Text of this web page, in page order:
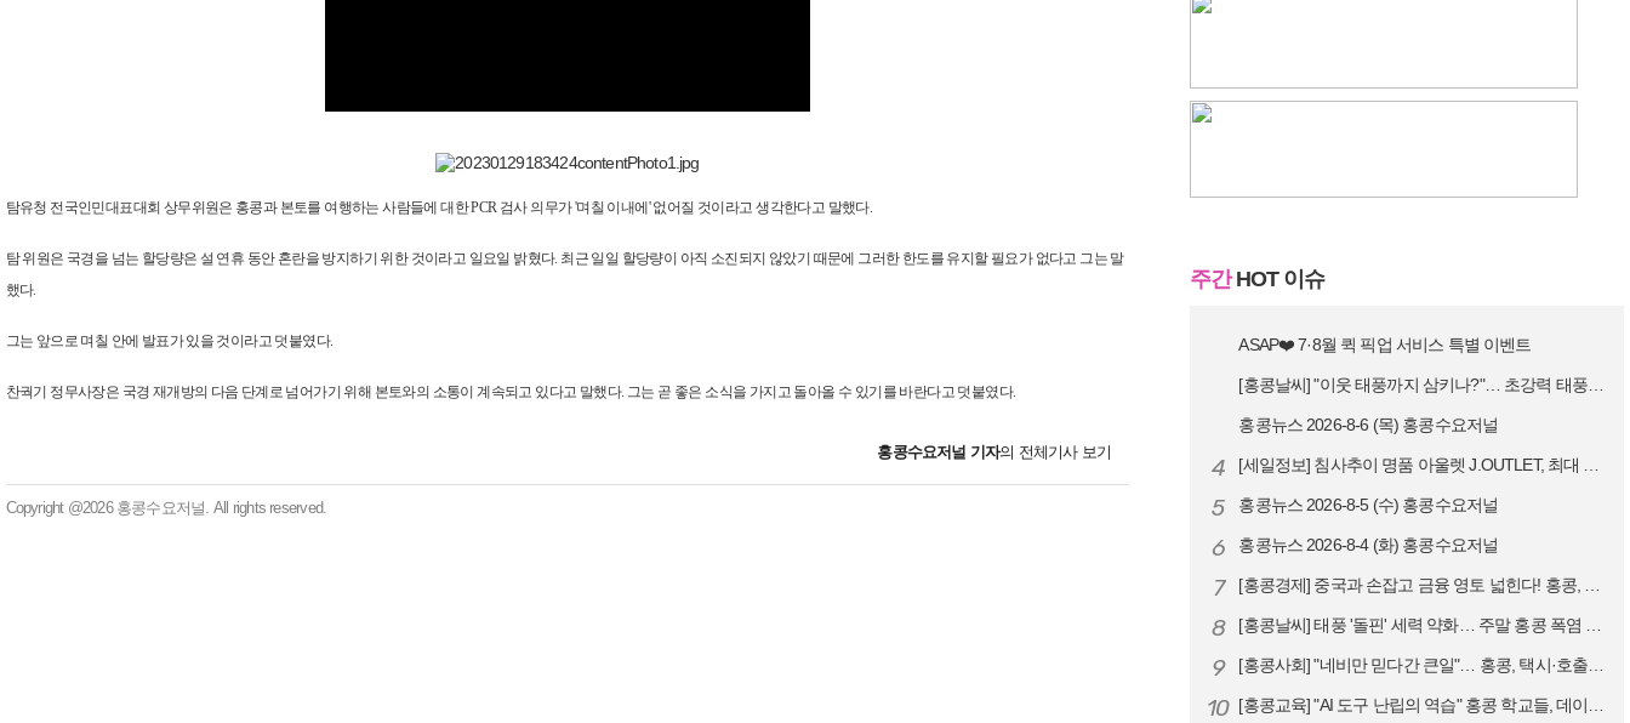
탐유청 전국인민대표대회 상무위원은 홍콩과 본토를 여행하는 사람들에 대한 PCR 검사 의무가 '며칠 이내에' 없어질 것이라고 생각한다고 말했다.
탐 위원은 국경을 넘는 할당량은 설 연휴 동안 혼란을 방지하기 위한 것이라고 일요일 밝혔다. 최근 일일 할당량이 아직 소진되지 않았기 때문에 그러한 한도를 유지할 필요가 없다고 그는 말
했다.
그는 앞으로 며칠 안에 발표가 있을 것이라고 덧붙였다.
찬궉기 정무사장은 국경 재개방의 다음 단계로 넘어가기 위해 본토와의 소통이 계속되고 있다고 말했다. 그는 곧 좋은 소식을 가지고 돌아올 수 있기를 바란다고 덧붙였다.
홍콩수요저널 기자의 전체기사 보기
Copyright @2026 홍콩수요저널. All rights reserved.
주간HOT 이슈
ASAP❤️ 7·8월 퀵 픽업 서비스 특별 이벤트
[홍콩날씨] "이웃 태풍까지 삼키나?"… 초강력 태풍 '돌핀' 세력 재확…
홍콩뉴스 2026-8-6 (목) 홍콩수요저널
4 [세일정보] 침사추이 명품 아울렛 J.OUTLET, 최대 90% 빅 세일…
5 홍콩뉴스 2026-8-5 (수) 홍콩수요저널
6 홍콩뉴스 2026-8-4 (화) 홍콩수요저널
7 [홍콩경제] 중국과 손잡고 금융 영토 넓힌다! 홍콩, 10대 신규 정책 …
8 [홍콩날씨] 태풍 '돌핀' 세력 약화… 주말 홍콩 폭염 예고
9 [홍콩사회] "네비만 믿다간 큰일"… 홍콩, 택시·호출차 통합 시험 도입…
10 [홍콩교육] "AI 도구 난립의 역습" 홍콩 학교들, 데이터 고립에 교육…